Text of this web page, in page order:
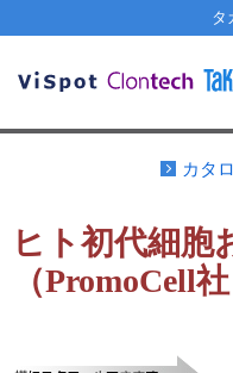
タ
機能解析・サイレンシン
PCR・等温増幅
リアルタイムPCR（qPCR
その他 ライセンスに関す
遺伝子組換え生物該当製品
研究支援ツール
Cut-Site Navigator 制限酵素
In-Fusion Cloning プライ
抗体検索サイト
リアルタイムPCR（インター
リアルタイムPCR（プローブ
カタ
ヒト初代細胞
（PromoCell社